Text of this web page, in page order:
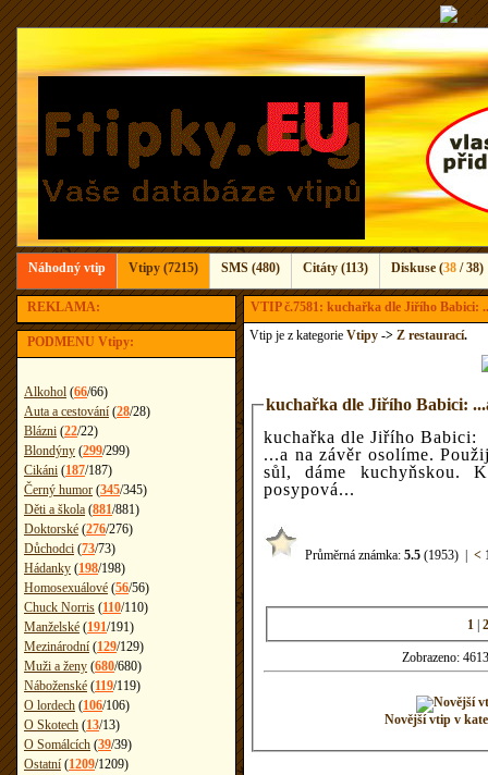
Náhodný vtip Vtipy (7215) SMS (480) Citáty (113) Diskuse (38 / 38)
REKLAMA:
PODMENU Vtipy:
Alkohol (66/66)
Auta a cestování (28/28)
Blázni (22/22)
Blondýny (299/299)
Cikáni (187/187)
Černý humor (345/345)
Děti a škola (881/881)
Doktorské (276/276)
Důchodci (73/73)
Hádanky (198/198)
Homosexuálové (56/56)
Chuck Norris (110/110)
Manželské (191/191)
Mezinárodní (129/129)
Muži a ženy (680/680)
Náboženské (119/119)
O lordech (106/106)
O Skotech (13/13)
O Somálcích (39/39)
Ostatní (1209/1209)
VTIP č.7581: kuchařka dle Jiřího Babici:
Vtip je z kategorie Vtipy -> Z restaurací.
kuchařka dle Jiřího Babici:
kuchařka dle Jiřího Babici:
...a na závěr osolíme.
sůl, dáme kuchyňskou.
posypová...
Průměrná známka: 5.5 (1953) <
1 |
Zobrazeno:
Novější vtip v